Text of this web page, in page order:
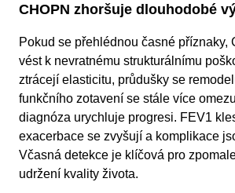
CHOPN zhoršuje dlouhodobé
Pokud se přehlédnou časné příznaky,
vést k nevratnému strukturálnímu
ztrácejí elasticitu, průdušky se
funkčního zotavení se stále více
diagnóza urychluje progresi. FEV1
exacerbace se zvyšují a komplikace
Včasná detekce je klíčová pro
udržení kvality života.